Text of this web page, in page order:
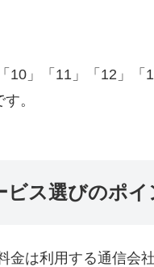
10」「11」「12」
。
ビス選びのポイ
金は利用する通信会